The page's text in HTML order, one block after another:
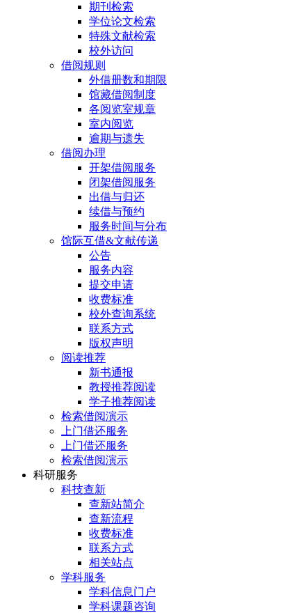
期刊检索
学位论文检索
特殊文献检索
校外访问
借阅规则
外借册数和期限
馆藏借阅制度
各阅览室规章
室内阅览
逾期与遗失
借阅办理
开架借阅服务
闭架借阅服务
出借与归还
续借与预约
服务时间与分布
馆际互借&文献传递
公告
服务内容
提交申请
收费标准
校外查询系统
联系方式
版权声明
阅读推荐
新书通报
教授推荐阅读
学子推荐阅读
检索借阅演示
上门借还服务
上门借还服务
检索借阅演示
科研服务
科技查新
查新站简介
查新流程
收费标准
联系方式
相关站点
学科服务
学科信息门户
学科课题咨询